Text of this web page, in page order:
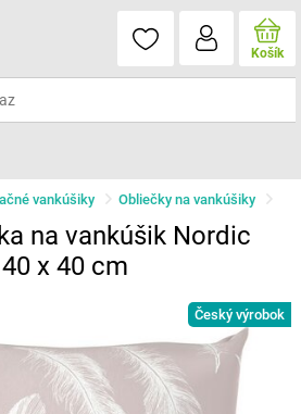
Košík
vankúšiky Obliečky na vankúšiky
na vankúšik Nordic
x 40 cm
Český výrobok